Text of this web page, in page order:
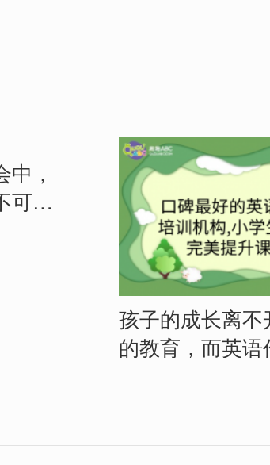
，
可或
誉
孩子的成长离不
的教育，而英语